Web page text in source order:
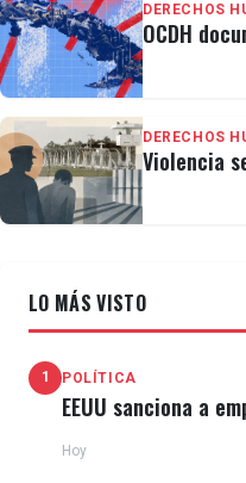
DERECHOS
OCDH
DERECHOS
Violencia
LO MÁS VISTO
1 POLÍTICA
EEUU sanciona a
Hoy